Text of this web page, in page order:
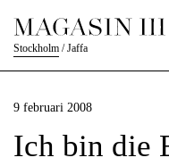
Stockholm /Jaffa
9 februari 2008
Ich bin die